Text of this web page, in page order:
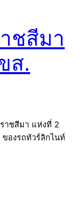
ชสีมา
ส.
าชสีมา แห่งที่ 2
องรถทัวร์ลิกไนท์